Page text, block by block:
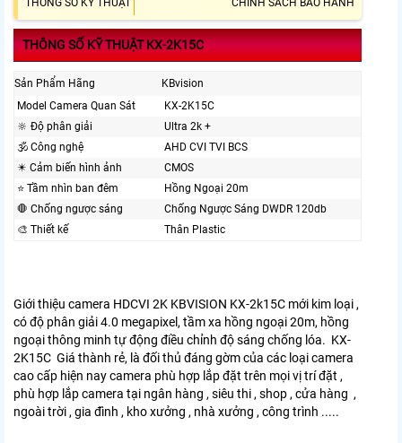
THÔNG SỐ KỸ THUẬT CHÍNH SÁCH BẢO HÀNH
THÔNG SỐ KỸ THUẬT KX-2K15C
Sản Phẩm Hãng
KBvision
Model Camera Quan Sát
KX-2K15C
🔆 Độ phân giải
Ultra 2k +
🕉️ Công nghệ
AHD CVI TVI BCS
✴️ Cảm biến hình ảnh
CMOS
⭐ Tầm nhìn ban đêm
Hồng Ngoại 20m
🛑 Chống ngược sáng
Chống Ngược Sáng DWDR 120db
🎨 Thiết kế
Thân Plastic
Giới thiệu camera HDCVI 2K KBVISION KX-2k15C mới kim loại ,
có độ phân giải 4.0 megapixel, tầm xa hồng ngoại 20m, hồng
ngoại thông minh tự động điều chỉnh độ sáng chống lóa. KX-
2K15C Giá thành rẻ, là đối thủ đáng gờm của các loại camera
cao cấp hiện nay camera phù hợp lắp đặt trên mọi vị trí đặt ,
phù hợp lắp camera tại ngân hàng , siêu thi , shop , cửa hàng ,
ngoài trời , gia đình , kho xưởng , nhà xưởng , công trình .....